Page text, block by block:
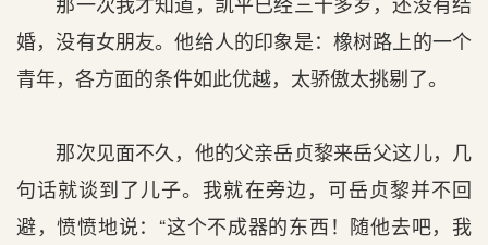
婚，没有女朋友。他给人的印象是：橡树路上的一个
青年，各方面的条件如此优越，太骄傲太挑剔了。
那次见面不久，他的父亲岳贞黎来岳父这儿，几
句话就谈到了儿子。我就在旁边，可岳贞黎并不回
避，愤愤地说：“这个不成器的东西！随他去吧，我